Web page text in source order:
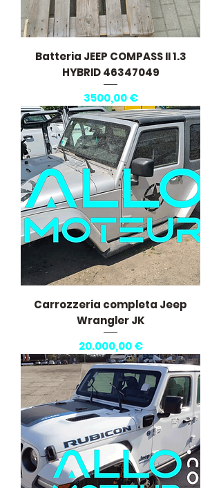
Batteria JEEP COMPASS II 1.3
HYBRID 46347049
Prezzo
3500,00 €
Carrozzeria completa Jeep
Wrangler JK
Prezzo
20.000,00 €